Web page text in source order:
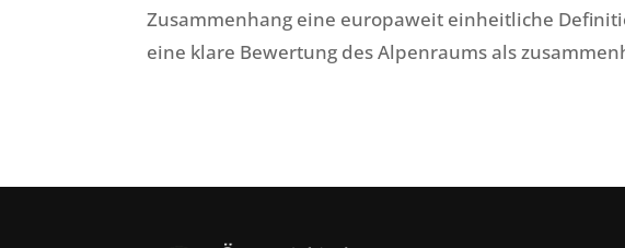
Zusammenhang eine europaweit einheitliche
eine klare Bewertung des Alpenraums als